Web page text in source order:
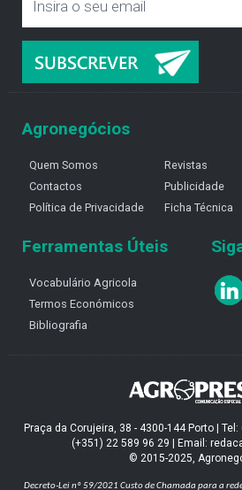
Agronegócios
Quem Somos
Contactos
Política de Privacidade
Revistas
Publicidade
Ficha Técnica
Ferramentas Úteis
Vocabulário Agricola
Termos Económicos
Bibliografia
Praça da Corujeira, 38 - 4300-144 Porto |
(+351) 22 589 96 29 | Email:
© 2015-2025,
Decreto-Lei nº 59/2021 Custo de Chamada para a